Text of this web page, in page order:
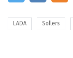
LADA Sollers